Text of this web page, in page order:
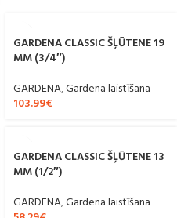
GARDENA CLASSIC ŠĻŪTENE 19
MM (3/4″)
GARDENA,Gardena laistīšana
103.99€
GARDENA CLASSIC ŠĻŪTENE 13
MM (1/2″)
GARDENA,Gardena laistīšana